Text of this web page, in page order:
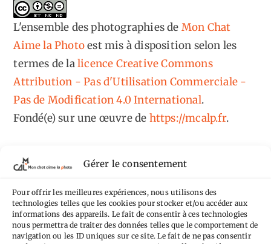
Gérer le consentement
Pour offrir les meilleures expériences, nous utilisons des
technologies telles que les cookies pour stocker et/ou accéder aux
informations des appareils. Le fait de consentir à ces technologies
nous permettra de traiter des données telles que le comportement de
navigation ou les ID uniques sur ce site. Le fait de ne pas consentir
L'ensemble des photographiesde Mon Chat
Aime la Photoest mis à disposition selon les
termes de lalicence Creative Commons
Attribution - Pas d'Utilisation Commerciale -
Pas de Modification 4.0 International.
Fondé(e) sur une œuvre de https://mcalp.fr.
Tags
AilleursAimez-vous bordelAllemagne Andorre